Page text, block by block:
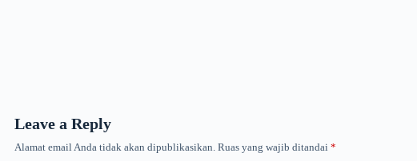
Leave a Reply
Alamat email Anda tidak akan dipublikasikan. Ruas yang wajib ditandai *